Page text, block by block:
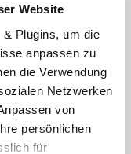
Website
Plugins, um die
anpassen zu
die Verwendung
Netzwerken
von
persönlichen
für
online)
Resch in
vor Ort oder